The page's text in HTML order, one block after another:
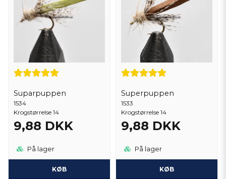
Suparpuppen
1534
Krogstørrelse 14
9,88 DKK
På lager
KØB
Superpuppen
1533
Krogstørrelse 14
9,88 DKK
På lager
KØB